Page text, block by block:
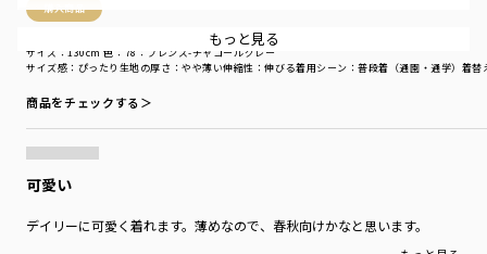
購入商品
サイズ感 ：ぴったり 生地の厚さ ：やや薄い伸縮性 ：伸びる着用シーン ：普段着（通園・通学） 着替
サイズ：130cm 色：78：フレンズ-チャコールグレー
商品をチェックする＞
可愛い
デイリーに可愛く着れます。薄めなので、春秋向けかなと思います。
■素材■
柔らかな肌触りが特徴の裏毛生地
薄手の裏毛生地を使用しているので軽く
秋から初冬・春先にピッタリの素材です
真冬はアウターやインナーとの重ね着がオススメ
■DRCbranshesとは？■
Daily…毎日
Relax…力を抜いて、くつろぐ
もっと見る